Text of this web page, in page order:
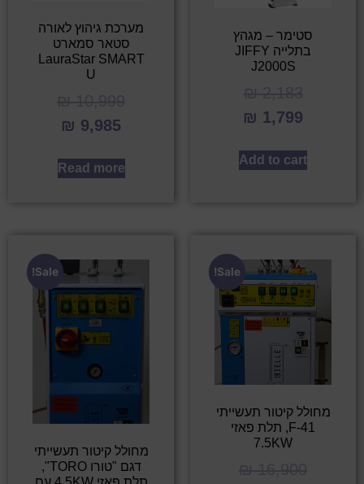
סטימר – מגהץ
בתלייה JIFFY
J2000S
₪ 1,799
Add to cart
מערכת גיהוץ לאורה
סטאר סמארט
LauraStar SMART
U
₪ 9,985
Read more
Sale!
מחולל קיטור תעשייתי
F-41, תלת פאזי
7.5KW
Sale!
מחולל קיטור תעשייתי
דגם "טורו TORO",